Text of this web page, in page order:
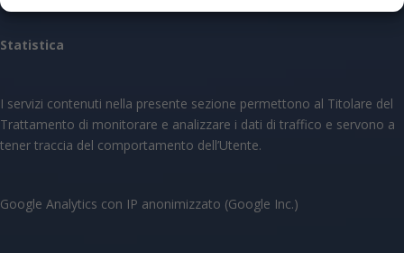
Statistica
I servizi contenuti nella presente sezione permettono al Titolare del
Trattamento di monitorare e analizzare i dati di traffico e servono a
tener traccia del comportamento dell’Utente.
Google Analytics con IP anonimizzato (Google Inc.)